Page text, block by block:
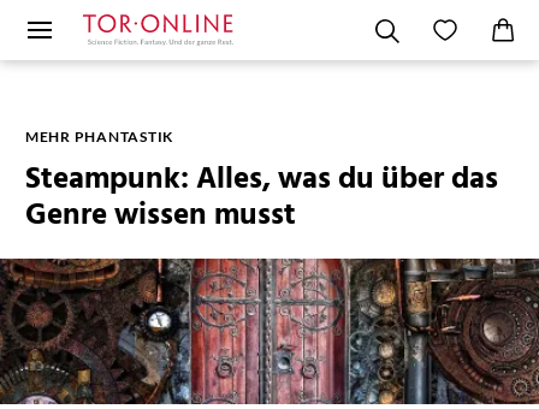
MEHR PHANTASTIK
Steampunk: Alles, was du über das
Genre wissen musst